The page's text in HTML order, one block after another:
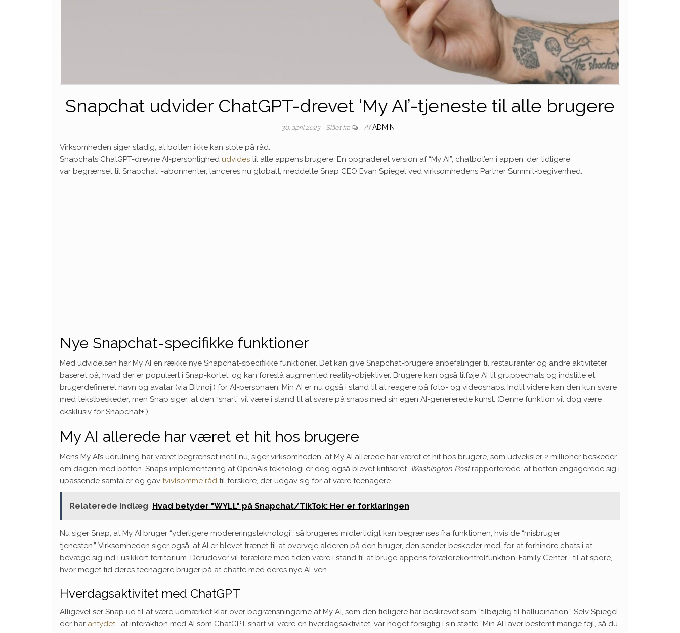
Snapchat udvider ChatGPT-drevet ‘My AI’-tjeneste til alle brugere
30. april 2023 Slået fra Af ADMIN
Virksomheden siger stadig, at botten ikke kan stole på råd.
Snapchats ChatGPT-drevne AI-personlighed udvides til alle appens brugere. En opgraderet version af “My AI”, chatbot’en ​​i appen, der tidligere
var begrænset til Snapchat+-abonnenter, lanceres nu globalt, meddelte Snap CEO Evan Spiegel ved virksomhedens Partner Summit-begivenhed.
Nye Snapchat-specifikke funktioner
Med udvidelsen har My AI en række nye Snapchat-specifikke funktioner. Det kan give Snapchat-brugere anbefalinger til restauranter og andre aktiviteter
baseret på, hvad der er populært i Snap-kortet, og kan foreslå augmented reality-objektiver. Brugere kan også tilføje AI til gruppechats og indstille et
brugerdefineret navn og avatar (via Bitmoji) for AI-personaen. Min AI er nu også i stand til at reagere på foto- og videosnaps. Indtil videre kan den kun svare
med tekstbeskeder, men Snap siger, at den “snart” vil være i stand til at svare på snaps med sin egen AI-genererede kunst. (Denne funktion vil dog være
eksklusiv for Snapchat+.)
My AI allerede har været et hit hos brugere
Mens My AI’s udrulning har været begrænset indtil nu, siger virksomheden, at My AI allerede har været et hit hos brugere, som udveksler 2 millioner beskeder
om dagen med botten. Snaps implementering af OpenAIs teknologi er dog også blevet kritiseret. Washington Postrapporterede, at botten engagerede sig i
upassende samtaler og gav tvivlsomme råd til forskere, der udgav sig for at være teenagere.
Relaterede indlæg Hvad betyder "WYLL" på Snapchat/TikTok: Her er forklaringen
Nu siger Snap, at My AI bruger “yderligere modereringsteknologi”, så brugeres midlertidigt kan begrænses fra funktionen, hvis de “misbruger
tjenesten.” Virksomheden siger også, at AI er blevet trænet til at overveje alderen på den bruger, den sender beskeder med, for at forhindre chats i at
bevæge sig ind i usikkert territorium. Derudover vil forældre med tiden være i stand til at bruge appens forældrekontrolfunktion, Family Center , til at spore,
hvor meget tid deres teenagere bruger på at chatte med deres nye AI-ven.
Hverdagsaktivitet med ChatGPT
Alligevel ser Snap ud til at være udmærket klar over begrænsningerne af My AI, som den tidligere har beskrevet som “tilbøjelig til hallucination.” Selv Spiegel,
der har antydet, at interaktion med AI som ChatGPT snart vil være en hverdagsaktivitet, var noget forsigtig i sin støtte “Min AI laver bestemt mange fejl, så du